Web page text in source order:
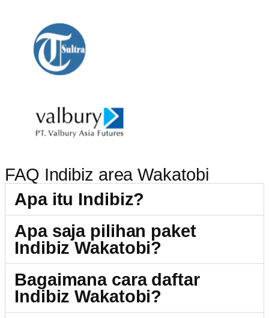
FAQ Indibiz area Wakatobi
Apa itu Indibiz?
Apa saja pilihan paket
Indibiz Wakatobi?
Bagaimana cara daftar
Indibiz Wakatobi?